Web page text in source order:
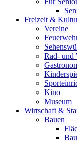
Freizeit &
Vereine
Rad- und
Kino
Museum
Wirtschaft &
Bauen